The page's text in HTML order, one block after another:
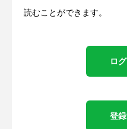
読むことができます。
ロ
登